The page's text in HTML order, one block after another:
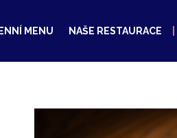
MENU NAŠE RESTAURACE